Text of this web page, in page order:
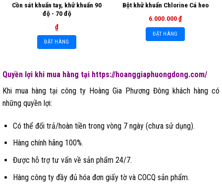
Cồn sát khuẩn tay, khử khuẩn 90
độ - 70 độ
₫
ĐẶT HÀNG
Bột khử khuẩn Chlorine Cá heo
6.000.000₫
ĐẶT HÀNG
Quyền lợi khi mua hàng tại https://hoanggiaphuongdong.com/
Khi mua hàng tại công ty Hoàng Gia Phương Đông khách hàng có
những quyền lợi:
Có thể đổi trả/hoàn tiền trong vòng 7 ngày (chưa sử dụng).
Hàng chính hãng 100%.
Được hỗ trợ tư vấn về sản phẩm 24/7.
Hàng công ty đầy đủ hóa đơn giấy tờ và COCQ sản phẩm.